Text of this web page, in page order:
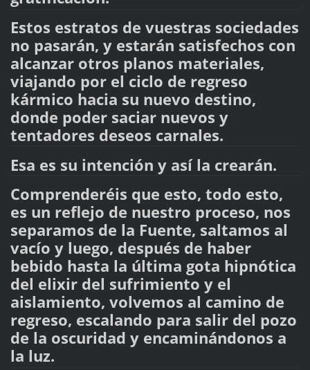
Estos estratos de vuestras sociedades
no pasarán, y estarán satisfechos con
alcanzar otros planos materiales,
viajando por el ciclo de regreso
kármico hacia su nuevo destino,
donde poder saciar nuevos y
tentadores deseos carnales.
Esa es su intención y así la crearán.
Comprenderéis que esto, todo esto,
es un reflejo de nuestro proceso, nos
separamos de la Fuente, saltamos al
vacío y luego, después de haber
bebido hasta la última gota hipnótica
del elixir del sufrimiento y el
aislamiento, volvemos al camino de
regreso, escalando para salir del pozo
de la oscuridad y encaminándonos a
la luz.